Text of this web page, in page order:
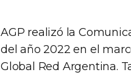
AGP realizó la
del año 2022 en el
Global Red Argentina.